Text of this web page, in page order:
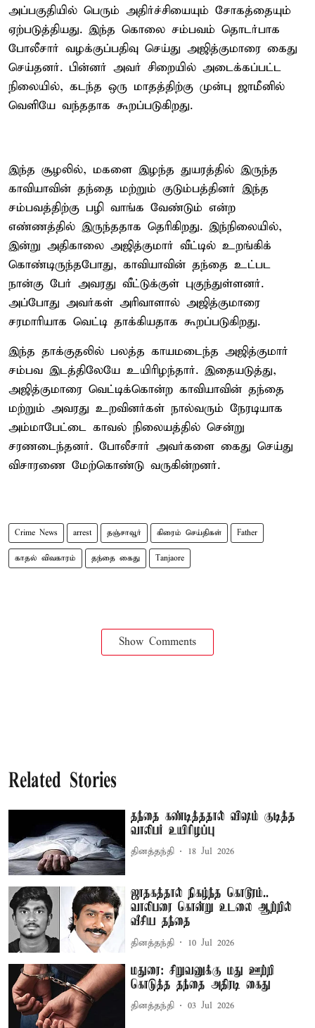
அப்பகுதியில் பெரும் அதிர்ச்சியையும் சோகத்தையும்
ஏற்படுத்தியது. இந்த கொலை சம்பவம் தொடர்பாக
போலீசார் வழக்குப்பதிவு செய்து அஜித்குமாரை கைது
செய்தனர். பின்னர் அவர் சிறையில் அடைக்கப்பட்ட
நிலையில், கடந்த ஒரு மாதத்திற்கு முன்பு ஜாமீனில்
வெளியே வந்ததாக கூறப்படுகிறது.
இந்த சூழலில், மகளை இழந்த துயரத்தில் இருந்த
காவியாவின் தந்தை மற்றும் குடும்பத்தினர் இந்த
சம்பவத்திற்கு பழி வாங்க வேண்டும் என்ற
எண்ணத்தில் இருந்ததாக தெரிகிறது. இந்நிலையில்,
இன்று அதிகாலை அஜித்குமார் வீட்டில் உறங்கிக்
கொண்டிருந்தபோது, காவியாவின் தந்தை உட்பட
நான்கு பேர் அவரது வீட்டுக்குள் புகுந்துள்ளனர்.
அப்போது அவர்கள் அரிவாளால் அஜித்குமாரை
சரமாரியாக வெட்டி தாக்கியதாக கூறப்படுகிறது.
இந்த தாக்குதலில் பலத்த காயமடைந்த அஜித்குமார்
சம்பவ இடத்திலேயே உயிரிழந்தார். இதையடுத்து,
அஜித்குமாரை வெட்டிக்கொன்ற காவியாவின் தந்தை
மற்றும் அவரது உறவினர்கள் நால்வரும் நேரடியாக
அம்மாபேட்டை காவல் நிலையத்தில் சென்று
சரணடைந்தனர். போலீசார் அவர்களை கைது செய்து
விசாரணை மேற்கொண்டு வருகின்றனர்.
Crime News arrest தஞ்சாவூர் கிரைம் செய்திகள் Father
காதல் விவகாரம் தந்தை கைது Tanjaore
Show Comments
Related Stories
தந்தை கண்டித்ததால் விஷம் குடித்த
வாலிபர் உயிரிழப்பு
தினத்தந்தி 18 Jul 2026
ஜாதகத்தால் நிகழ்ந்த கொடூரம்..
வாலிபரை கொன்று உடலை ஆற்றில்
வீசிய தந்தை
தினத்தந்தி 10 Jul 2026
மதுரை: சிறுவனுக்கு மது ஊற்றி
கொடுத்த தந்தை அதிரடி கைது
தினத்தந்தி 03 Jul 2026